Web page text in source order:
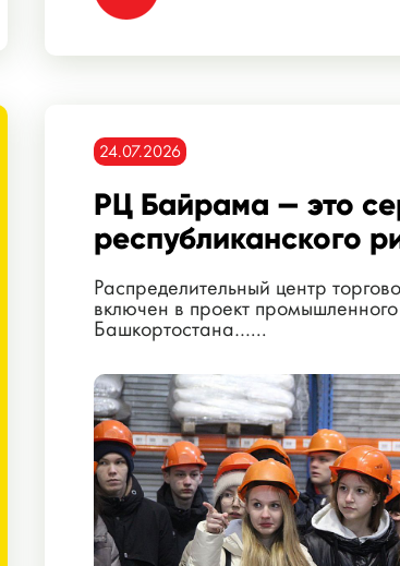
24.07.2026
РЦ Байрама — это
республиканского
Распределительный центр
включен в проект
Башкортостана…...